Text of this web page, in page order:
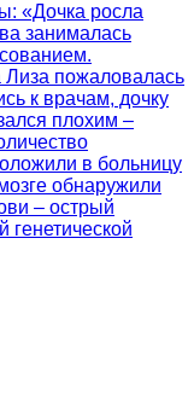
«Дочка росла
занималась
пожаловалась
к врачам, дочку
плохим –
в больницу
обнаружили
– острый